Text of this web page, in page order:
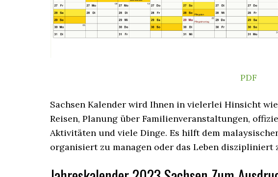
PDF
Sachsen Kalender wird Ihnen in vielerlei Hinsicht
Reisen, Planung über Familienveranstaltungen,
Aktivitäten und viele Dinge. Es hilft dem
organisiert zu managen oder das Leben diszipliniert